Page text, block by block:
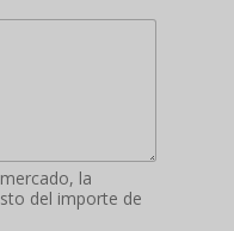
la
del importe de